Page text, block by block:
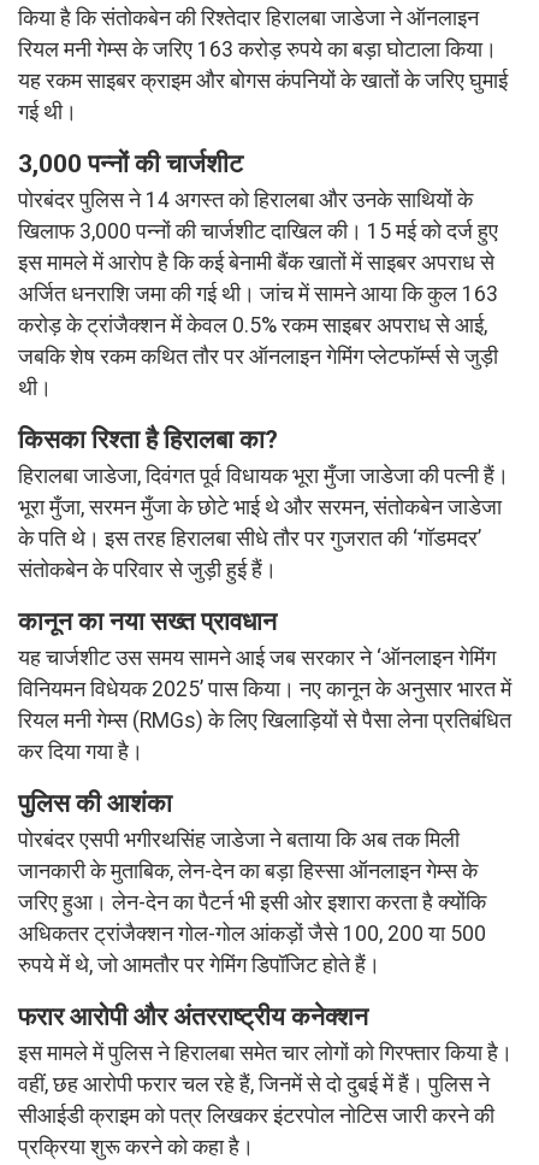
किया है कि संतोकबेन की रिश्तेदार हिरालबा जाडेजा ने ऑनलाइन
रियल मनी गेम्स के जरिए 163 करोड़ रुपये का बड़ा घोटाला किया।
यह रकम साइबर क्राइम और बोगस कंपनियों के खातों के जरिए घुमाई
गई थी।
3,000 पन्नों की चार्जशीट
पोरबंदर पुलिस ने 14 अगस्त को हिरालबा और उनके साथियों के
खिलाफ 3,000 पन्नों की चार्जशीट दाखिल की। 15 मई को दर्ज हुए
इस मामले में आरोप है कि कई बेनामी बैंक खातों में साइबर अपराध से
अर्जित धनराशि जमा की गई थी। जांच में सामने आया कि कुल 163
करोड़ के ट्रांजैक्शन में केवल 0.5% रकम साइबर अपराध से आई,
जबकि शेष रकम कथित तौर पर ऑनलाइन गेमिंग प्लेटफॉर्म्स से जुड़ी
थी।
किसका रिश्ता है हिरालबा का?
हिरालबा जाडेजा, दिवंगत पूर्व विधायक भूरा मुँजा जाडेजा की पत्नी हैं।
भूरा मुँजा, सरमन मुँजा के छोटे भाई थे और सरमन, संतोकबेन जाडेजा
के पति थे। इस तरह हिरालबा सीधे तौर पर गुजरात की ‘गॉडमदर’
संतोकबेन के परिवार से जुड़ी हुई हैं।
कानून का नया सख्त प्रावधान
यह चार्जशीट उस समय सामने आई जब सरकार ने ‘ऑनलाइन गेमिंग
विनियमन विधेयक 2025’ पास किया। नए कानून के अनुसार भारत में
रियल मनी गेम्स (RMGs) के लिए खिलाड़ियों से पैसा लेना प्रतिबंधित
कर दिया गया है।
पुलिस की आशंका
पोरबंदर एसपी भगीरथसिंह जाडेजा ने बताया कि अब तक मिली
जानकारी के मुताबिक, लेन-देन का बड़ा हिस्सा ऑनलाइन गेम्स के
जरिए हुआ। लेन-देन का पैटर्न भी इसी ओर इशारा करता है क्योंकि
अधिकतर ट्रांजैक्शन गोल-गोल आंकड़ों जैसे 100, 200 या 500
रुपये में थे, जो आमतौर पर गेमिंग डिपॉजिट होते हैं।
फरार आरोपी और अंतरराष्ट्रीय कनेक्शन
इस मामले में पुलिस ने हिरालबा समेत चार लोगों को गिरफ्तार किया है।
वहीं, छह आरोपी फरार चल रहे हैं, जिनमें से दो दुबई में हैं। पुलिस ने
सीआईडी क्राइम को पत्र लिखकर इंटरपोल नोटिस जारी करने की
प्रक्रिया शुरू करने को कहा है।